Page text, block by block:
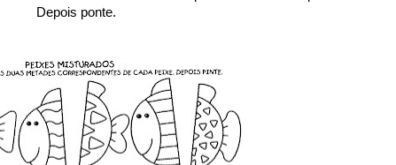
Depois ponte.